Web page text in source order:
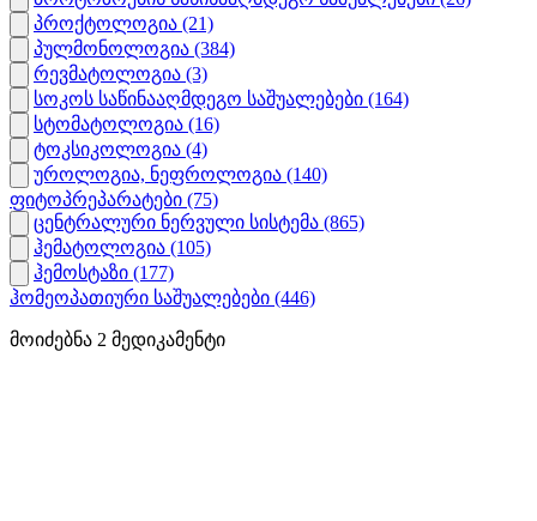
პროქტოლოგია (21)
პულმონოლოგია (384)
რევმატოლოგია (3)
სოკოს საწინააღმდეგო საშუალებები (164)
სტომატოლოგია (16)
ტოკსიკოლოგია (4)
უროლოგია, ნეფროლოგია (140)
ფიტოპრეპარატები (75)
ცენტრალური ნერვული სისტემა (865)
ჰემატოლოგია (105)
ჰემოსტაზი (177)
ჰომეოპათიური საშუალებები (446)
მოიძებნა 2 მედიკამენტი